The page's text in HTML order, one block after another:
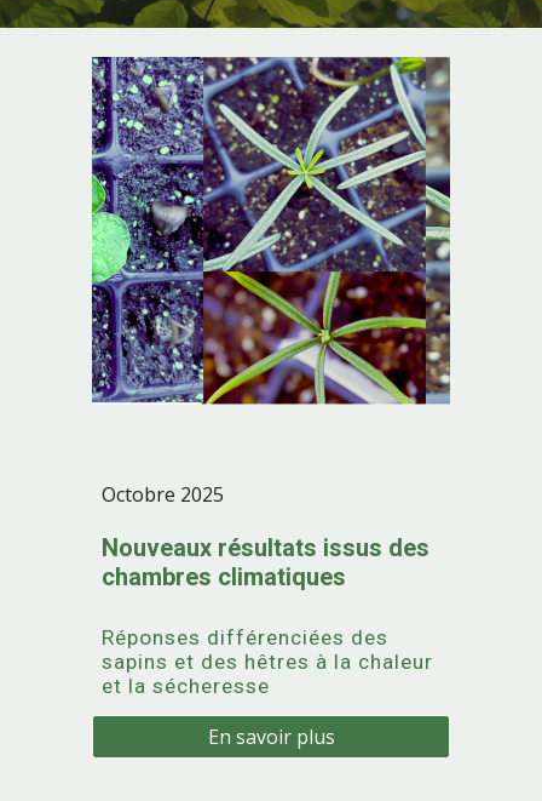
Octobre 2025
Nouveaux résultats issus des
chambres climatiques
Réponses différenciées des
sapins et des hêtres à la chaleur
et la sécheresse
En savoir plus